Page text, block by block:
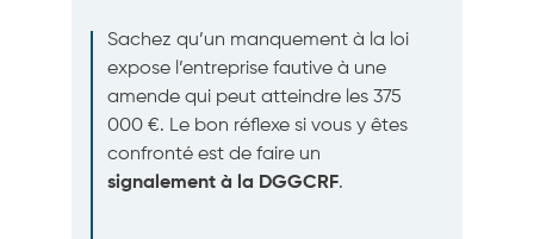
Sachez qu’un manquement à la loi
expose l’entreprise fautive à une
amende qui peut atteindre les 375
000 €. Le bon réflexe si vous y êtes
confronté est de faire un
signalement à la DGGCRF.